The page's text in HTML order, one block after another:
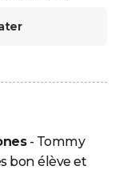
- Tommy
bon élève et